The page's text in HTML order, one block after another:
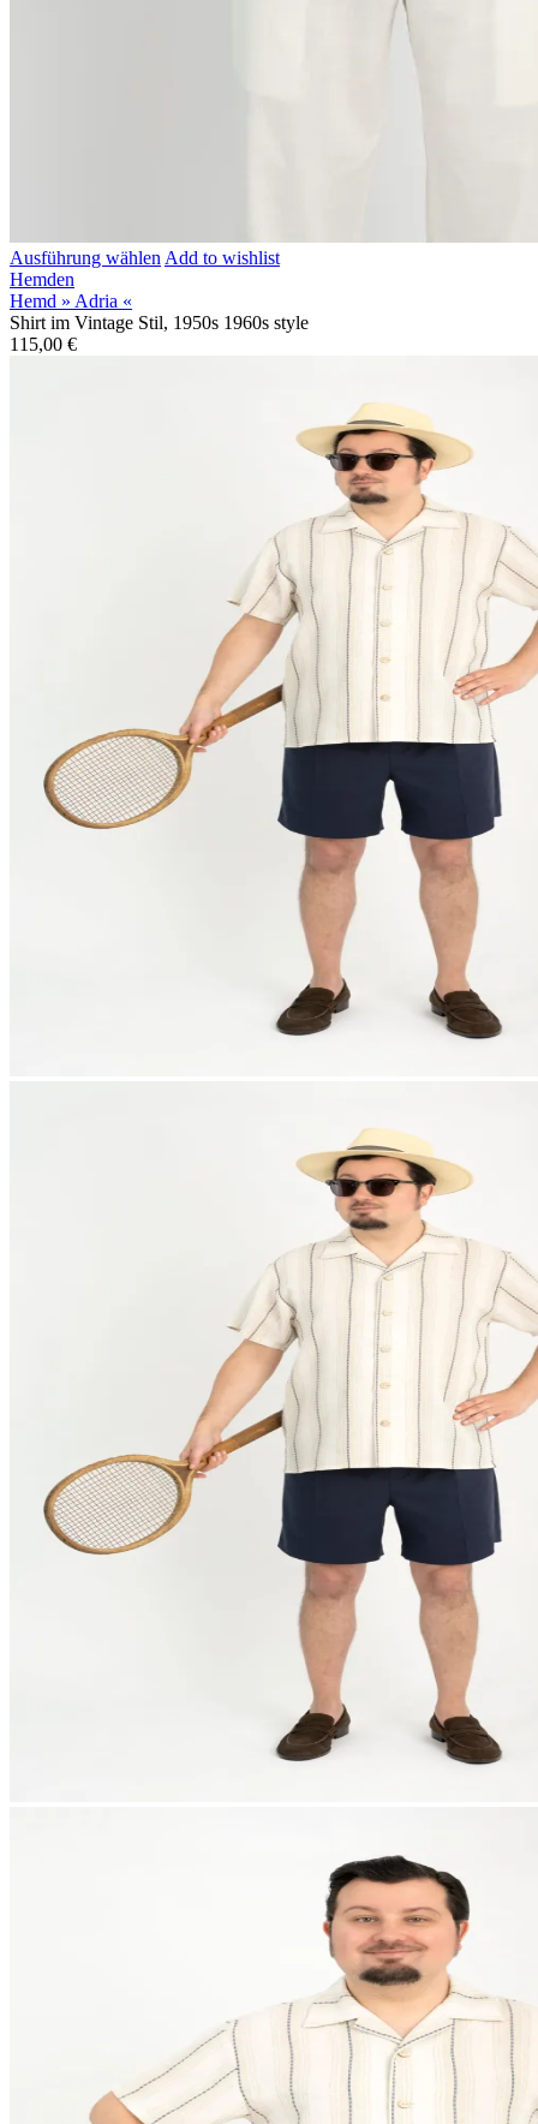
Ausführung wählen Add to wishlist
Hemden
Hemd » Adria «
Shirt im Vintage Stil, 1950s 1960s style
115,00 €